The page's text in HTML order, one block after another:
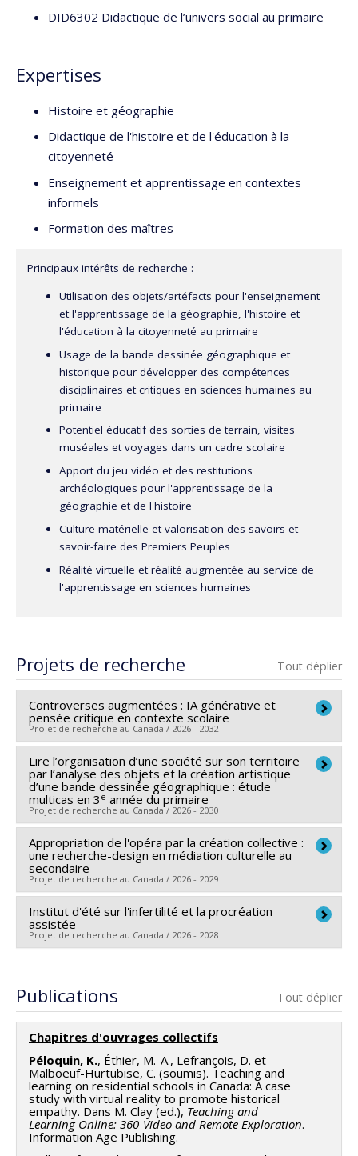
DID6302 Didactique de l’univers social au primaire
Expertises
Histoire et géographie
Didactique de l'histoire et de l'éducation à la
citoyenneté
Enseignement et apprentissage en contextes
informels
Formation des maîtres
Principaux intérêts de recherche :
Utilisation des objets/artéfacts pour l'enseignement
et l'apprentissage de la géographie, l'histoire et
l'éducation à la citoyenneté au primaire
Usage de la bande dessinée géographique et
historique pour développer des compétences
disciplinaires et critiques en sciences humaines au
primaire
Potentiel éducatif des sorties de terrain, visites
muséales et voyages dans un cadre scolaire
Apport du jeu vidéo et des restitutions
archéologiques pour l'apprentissage de la
géographie et de l'histoire
Culture matérielle et valorisation des savoirs et
savoir-faire des Premiers Peuples
Réalité virtuelle et réalité augmentée au service de
l'apprentissage en sciences humaines
Projets de recherche Tout déplier
Controverses augmentées : IA générative et
pensée critique en contexte scolaire
Projet de recherche au Canada / 2026 - 2032
Chercheur principal : Marc André Éthier
Co-chercheurs : Alexandre Lanoix,Normand Roy
Kevin Péloquin ,David Lefrançois
Catherine Malboeuf-Hurtubise
Sources de financement :CRSH/Conseil de recherches
en sciences humaines du Canada
Programmes de subvention :PVXXXXXX-Subvention
Lire l’organisation d’une société sur son territoire
par l’analyse des objets et la création artistique
d’une bande dessinée géographique : étude
multicas en 3 e année du primaire
Projet de recherche au Canada / 2026 - 2030
Chercheur principal : Kevin Péloquin
Sources de financement : FRQSC/Fonds de recherche
du Québec - Société et culture (FQRSC)
Programmes de subvention : PV113813-(NP) Soutien
à la recherche pour la relève professorale
Appropriation de l'opéra par la création collective :
une recherche-design en médiation culturelle au
secondaire
Projet de recherche au Canada / 2026 - 2029
Chercheur principal : Emma June Huebner
Co-chercheurs : Olivier Beauchet,Kevin Péloquin
Sources de financement :CRSH/Conseil de recherches
Programmes de subvention :
PV153480-Subventions
de développement Savoir
Institut d'été sur l'infertilité et la procréation
assistée
Projet de recherche au Canada / 2026 - 2028
Co-chercheurs :
Sabrina
Zeghiche
Sources de financement :
CRSH/Conseil de recherches
en sciences humaines du Canada
Programmes de subvention :PV152160-Subvention
Connexion
Publications Tout déplier
Chapitres d'ouvrages collectifs
Péloquin, K., Éthier, M.-A., Lefrançois, D. et
Malboeuf-Hurtubise, C. (soumis). Teaching and
learning on residential schools in Canada: A case
study with virtual reality to promote historical
empathy. Dans M. Clay (ed.), Teaching and
Learning Online: 360-Video and Remote Exploration.
Information Age Publishing.